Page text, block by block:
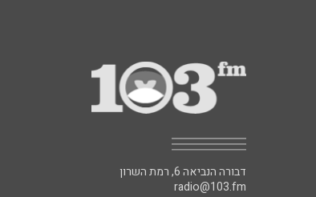
דבורה הנביאה 6, רמת השרון
radio@103.fm